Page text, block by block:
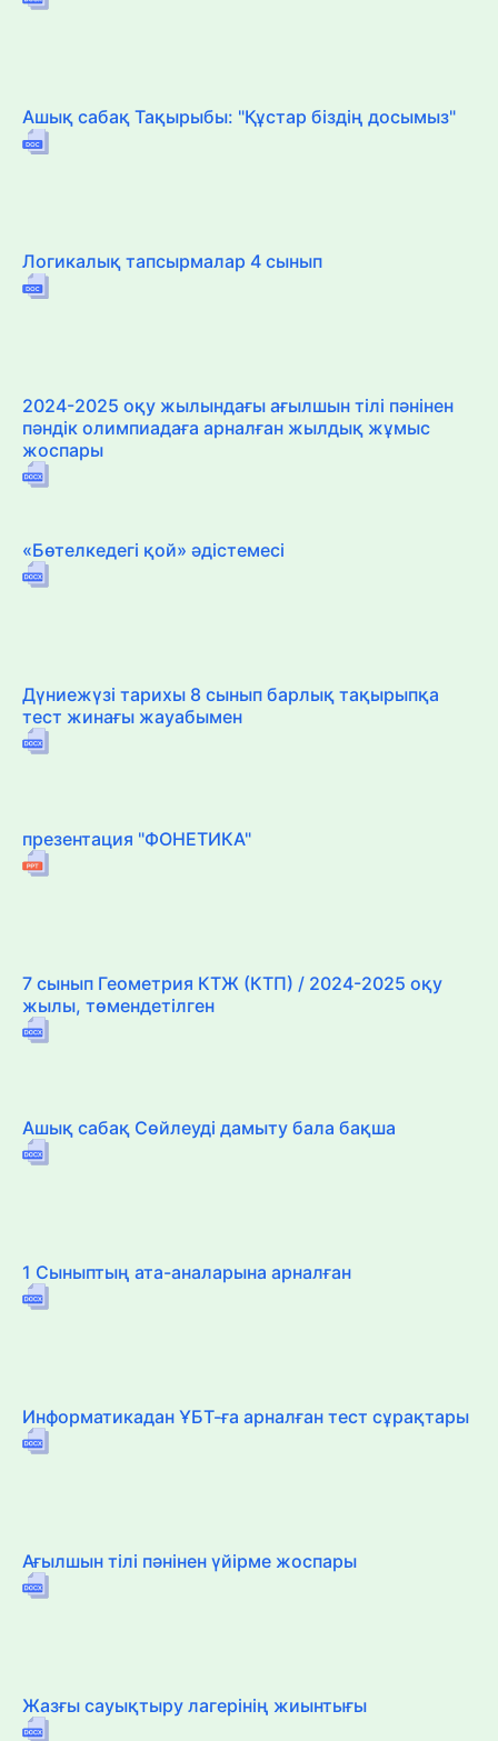
Ашық сабақ Тақырыбы: "Құстар біздің досымыз"
Логикалық тапсырмалар 4 сынып
2024-2025 оқу жылындағы ағылшын тілі пәнінен
пәндік олимпиадаға арналған жылдық жұмыс
жоспары
«Бөтелкедегі қой» әдістемесі
Дүниежүзі тарихы 8 сынып барлық тақырыпқа
тест жинағы жауабымен
презентация "ФОНЕТИКА"
7 сынып Геометрия КТЖ (КТП) / 2024-2025 оқу
жылы, төмендетілген
Ашық сабақ Сөйлеуді дамыту бала бақша
1 Сыныптың ата-аналарына арналған
Информатикадан ҰБТ-ға арналған тест сұрақтары
Ағылшын тілі пәнінен үйірме жоспары
Жазғы сауықтыру лагерінің жиынтығы